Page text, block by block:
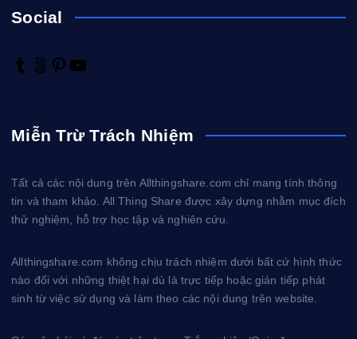
Social
T
l
5
x
P
e
Miễn Trừ Trách Nhiệm
Tất cả các nội dung trên Allthingshare.com chỉ mang tính thông
tin và tham khảo. All Thing Share được xây dựng nhằm mục đích
thử nghiệm, hỗ trợ học tập và nghiên cứu.
Allthingshare.com không chịu trách nhiệm dưới bất cứ hình thức
nào đối với những thiệt hại dù là trực tiếp hoặc gián tiếp phát
sinh từ việc sử dụng và làm theo các nội dung trên website.